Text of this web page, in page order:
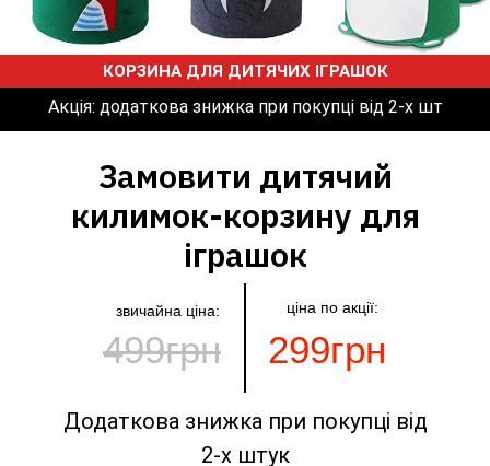
КОРЗИНА ДЛЯ ДИТЯЧИХ ІГРАШОК
Акція: додаткова знижка при покупці від 2-х шт
Замовити дитячий
килимок-корзину для
іграшок
звичайна ціна:
499грн 299грн
ціна по акції:
Додаткова знижка при покупці від
2-х штук